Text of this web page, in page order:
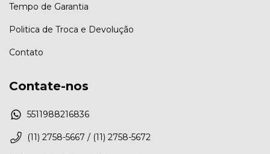
Tempo de Garantia
Politica de Troca e Devolução
Contato
Contate-nos
5511988216836
(11) 2758-5667 / (11) 2758-5672